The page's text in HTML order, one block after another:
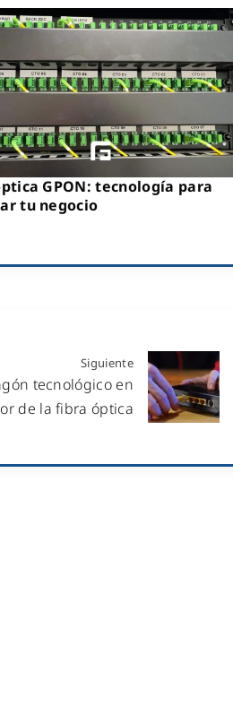
GPON: tecnología para
tu negocio
Siguiente
tecnológico en
de la fibra óptica